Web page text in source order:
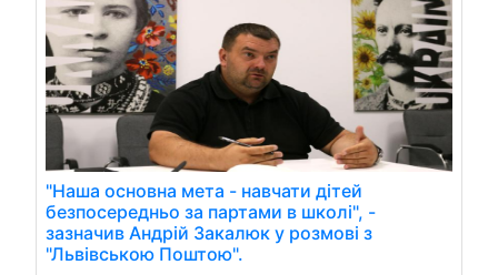
"Наша основна мета - навчати дітей
безпосередньо за партами в школі", -
зазначив Андрій Закалюк у розмові з
"Львівською Поштою".